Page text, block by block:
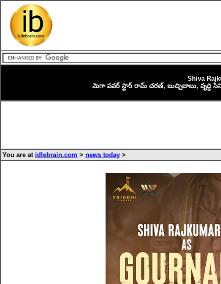
Shiva
మెగా పవర్ స్టార్ రామ్ చరణ్, బుచ్చిబాబు, వృద్ధి
You are at idlebrain.com > news today >